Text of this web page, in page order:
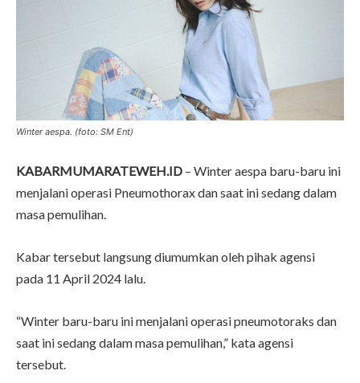
Winter aespa. (foto: SM Ent)
KABARMUMARATEWEH.ID – Winter aespa baru-baru ini
menjalani operasi Pneumothorax dan saat ini sedang dalam
masa pemulihan.
Kabar tersebut langsung diumumkan oleh pihak agensi
pada 11 April 2024 lalu.
“Winter baru-baru ini menjalani operasi pneumotoraks dan
saat ini sedang dalam masa pemulihan,” kata agensi
tersebut.